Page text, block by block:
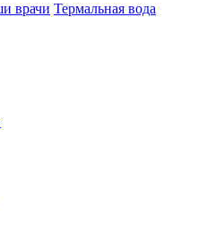
врачи Термальная вода